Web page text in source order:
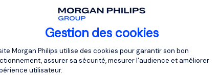
Gestion des cookies
de Gestion du
Morgan Philips utilise des cookies pour garantir son bon
assurer sa sécurité, mesurer l'audience et améliorer
utilisateur.
Teamleader is verantwoordelijk voor het proactief
digitale kanalen. In nauwe samenwerking met
wordt gewerkt met als doel de uitbouw van bestaande
Je